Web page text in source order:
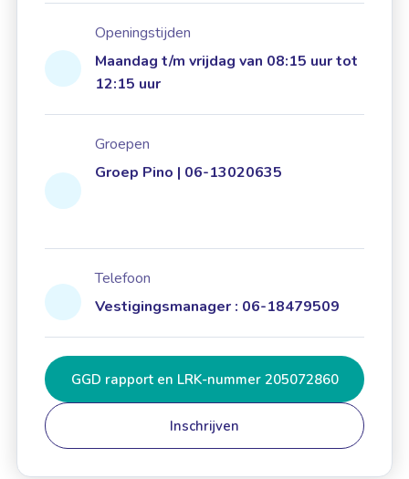
Openingstijden
Maandag t/m vrijdag van 08:15 uur tot
12:15 uur
Groepen
Groep Pino | 06-13020635
Telefoon
Vestigingsmanager : 06-18479509
GGD rapport en LRK-nummer 205072860
Inschrijven